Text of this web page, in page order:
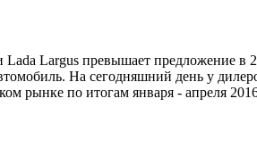
Largus превышает предложение в
На сегодняшний день у
рынке по итогам января - апреля